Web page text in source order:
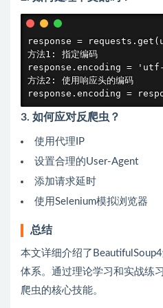
response =
方法1: 指定编码
response.encoding =
方法2: 使用响应头的编码
response.encoding =
3. 如何应对反爬虫？
使用代理IP
设置合理的User-Agent
添加请求延时
使用Selenium模拟浏览器
总结
本文详细介绍了
体系。通过理论学习和实战练
爬虫的核心技能。